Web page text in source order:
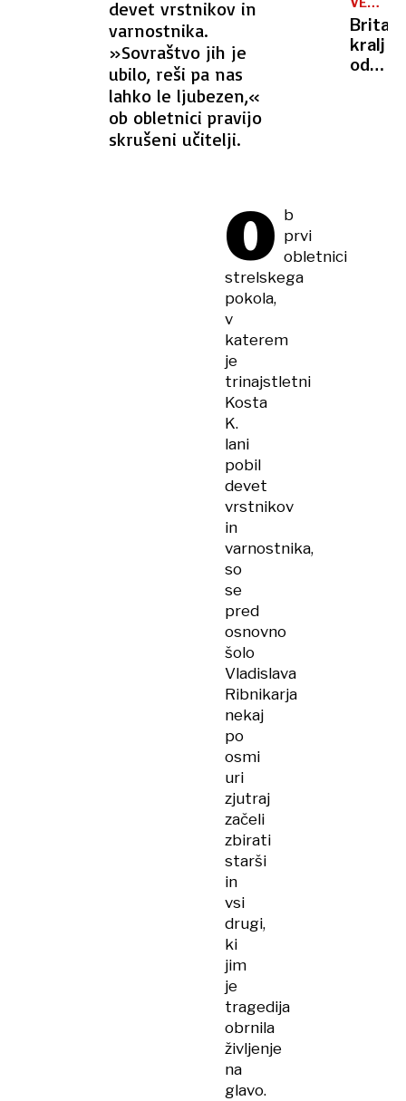
devet vrstnikov in
varnostnika.
»Sovraštvo jih je
ubilo, reši pa nas
lahko le ljubezen,«
ob obletnici pravijo
skrušeni učitelji.
O b
prvi
obletnici
strelskega
pokola,
v
katerem
je
trinajstletni
Kosta
K.
lani
pobil
devet
vrstnikov
in
varnostnika,
so
se
pred
osnovno
šolo
Vladislava
Ribnikarja
nekaj
po
osmi
uri
zjutraj
začeli
zbirati
starši
in
vsi
drugi,
ki
jim
je
tragedija
obrnila
življenje
na
glavo.
psica,
Nico
pa
njen
kralj